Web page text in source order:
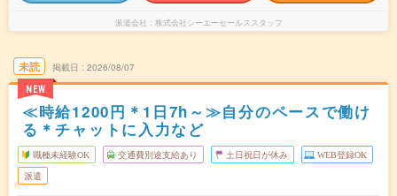
派遣会社 株式会社シーエーセールススタッフ
未読
NEW
掲載日 2026/08/07
≪時給1200円＊1日7h～≫自分のペースで働け
る＊チャットに入力など
職種未経験OK 交通費別途支給あり 土日祝日が休み WEB登録OK
派遣